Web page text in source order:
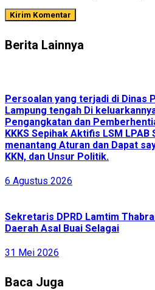
Berita Lainnya
Persoalan yang terjadi di Dinas
Lampung tengah Di
Pengangkatan dan
KKKS Sepihak Aktifis LSM LPAB
menantang Aturan dan Dapat
KKN, dan Unsur Politik.
6 Agustus 2026
Sekretaris DPRD Lamtim
Daerah Asal Buai Selagai
31 Mei 2026
Baca Juga